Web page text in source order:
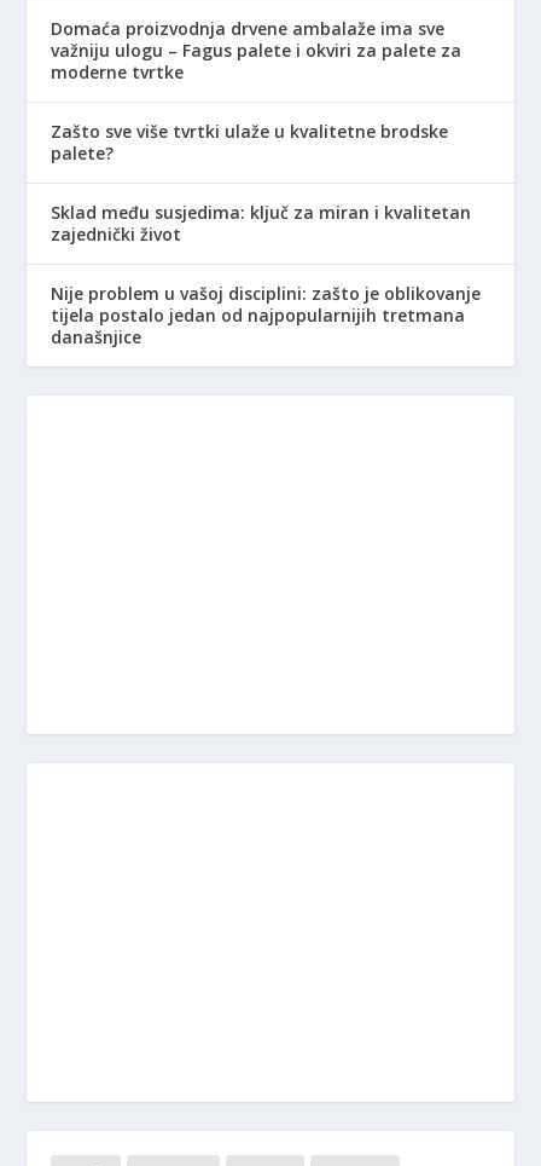
Domaća proizvodnja drvene ambalaže ima sve
važniju ulogu – Fagus palete i okviri za palete za
moderne tvrtke
Zašto sve više tvrtki ulaže u kvalitetne brodske
palete?
Sklad među susjedima: ključ za miran i kvalitetan
zajednički život
Nije problem u vašoj disciplini: zašto je oblikovanje
tijela postalo jedan od najpopularnijih tretmana
današnjice